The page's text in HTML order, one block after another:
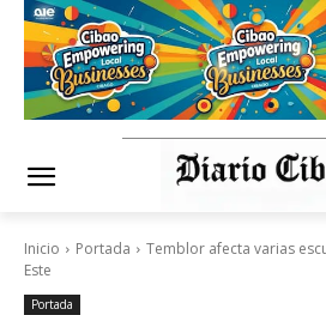
Inicio Portada
Temblor afecta varias
Este
Portada